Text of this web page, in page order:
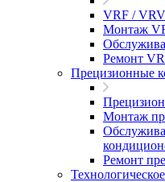
VRF /
Монтаж
Ремонт
Прецизионные
Монтаж
Ремонт